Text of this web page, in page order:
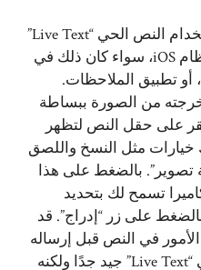
أقوى وأكثر الطرق إفادة لاستخدام النص الحي “Live Text”
هي عبر أي حقل نصي على نظام iOS، سواء كان ذلك في
أو تطبيق الملاحظات.
من الصورة ببساطة
على حقل النص لتظهر
خيارات مثل النسخ واللصق
تصوير”. بالضغط على هذا
تسمح لك بتحديد
على زر “إدراج”. قد
في النص قبل إرساله
أو نشره، نظرًا لأن النص الحي “Live Text” جيد جدًا ولكنه